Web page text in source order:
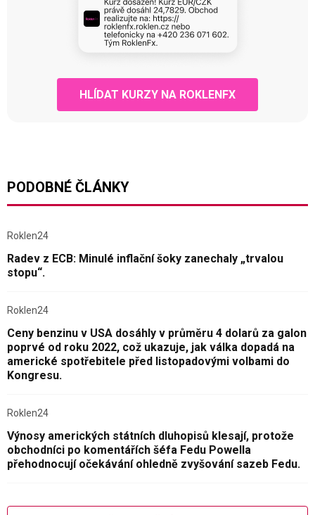
HLÍDAT KURZY NA ROKLENFX
PODOBNÉ ČLÁNKY
Roklen24
Radev z ECB: Minulé inflační šoky zanechaly „trvalou
stopu“.
Roklen24
Ceny benzinu v USA dosáhly v průměru 4 dolarů za galon
poprvé od roku 2022, což ukazuje, jak válka dopadá na
americké spotřebitele před listopadovými volbami do
Kongresu.
Roklen24
Výnosy amerických státních dluhopisů klesají, protože
obchodníci po komentářích šéfa Fedu Powella
přehodnocují očekávání ohledně zvyšování sazeb Fedu.